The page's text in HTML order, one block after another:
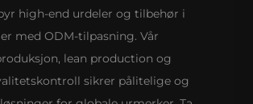
high-end urdeler og tilbehør i
med ODM-tilpasning. Vår
lean production og
sikrer pålitelige og